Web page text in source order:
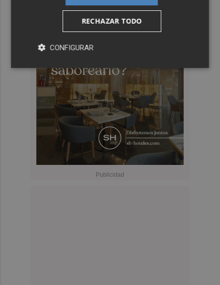
RECHAZAR TODO
CONFIGURAR